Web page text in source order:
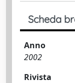
Scheda
Anno
2002
Rivista